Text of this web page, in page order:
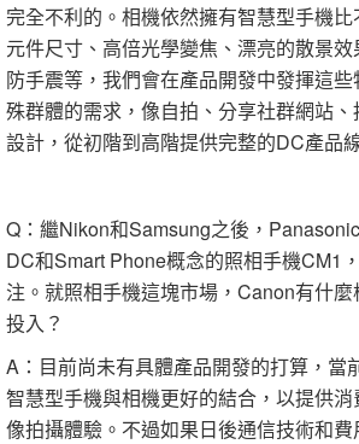
完全不利的。相機依然擁有智慧型手機
元件尺寸、高倍光學變焦、漂亮的散景效
防手震等，我們會在產品開發中發揮這
殊群體的需求，像自拍、分享社群網站
設計，從初階到高階提供完整的DC產品
Q：繼Nikon和Samsung之後，
DC和Smart Phone概念的照相手機CM1
注。就照相手機這塊市場，Canon有什
投入？
A：目前尚未有具體產品開發的打算，當
智慧型手機與相機更好的結合，以提供
像拍攝體驗。不過如果日後通信技術和